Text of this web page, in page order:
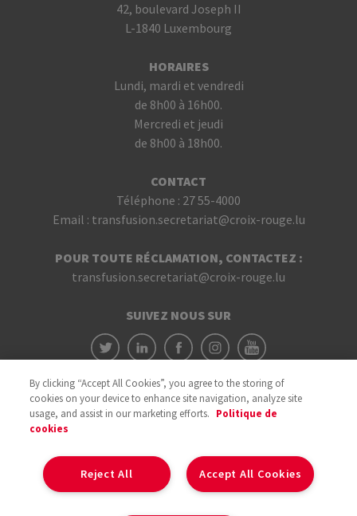
42, boulevard Joseph II
L-1840 Luxembourg
HORAIRES
Lundi, mardi et vendredi
de 8h00 à 16h00.
Mercredi et jeudi
de 8h00 à 18h00.
CONTACT
Téléphone : 27 55-4000
Email : transfusion.secretariat@croix-rouge.lu
POUR TOUTE RÉCLAMATION, CONTACTEZ :
transfusion.secretariat@croix-rouge.lu
SUIVEZ NOUS SUR
By clicking “Accept All Cookies”, you agree to the storing of
cookies on your device to enhance site navigation, analyze site
usage, and assist in our marketing efforts. Politique de
cookies
Accept All Cookies
Reject All